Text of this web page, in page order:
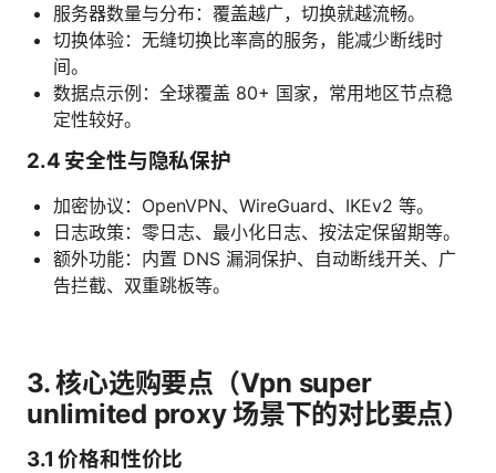
服务器数量与分布：覆盖越广，切换就越流畅。
切换体验：无缝切换比率高的服务，能减少断线时
间。
数据点示例：全球覆盖 80+ 国家，常用地区节点稳
定性较好。
2.4 安全性与隐私保护
加密协议：OpenVPN、WireGuard、IKEv2 等。
日志政策：零日志、最小化日志、按法定保留期等。
额外功能：内置 DNS 漏洞保护、自动断线开关、广
告拦截、双重跳板等。
3. 核心选购要点（Vpn super
unlimited proxy 场景下的对比要点）
3.1 价格和性价比